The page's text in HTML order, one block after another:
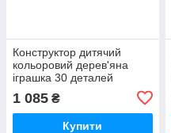
Конструктор дитячий
кольоровий дерев'яна
іграшка 30 деталей
екопродукт 25х20х4 см /
Конструктор дитячий
кольоровий дерев'яна
1 085 ₴
Купити